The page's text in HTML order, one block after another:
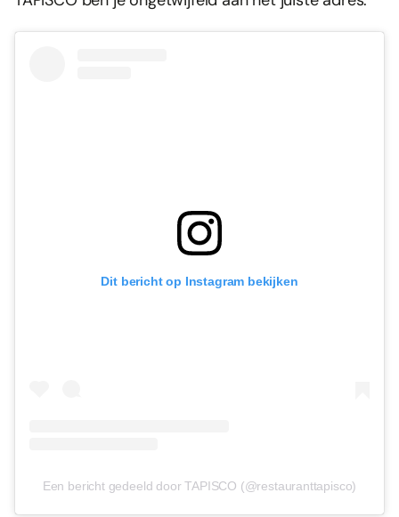
Dit bericht op Instagram bekijken
Een bericht gedeeld door TAPISCO (@restauranttapisco)